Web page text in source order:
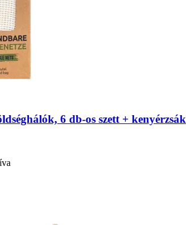
6 db-​os szett + kenyérzsák